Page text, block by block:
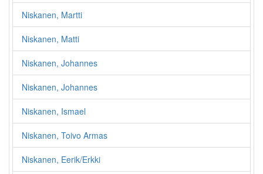
Niskanen, Martti
Niskanen, Matti
Niskanen, Johannes
Niskanen, Johannes
Niskanen, Ismael
Niskanen, Toivo Armas
Niskanen, Eerik/Erkki